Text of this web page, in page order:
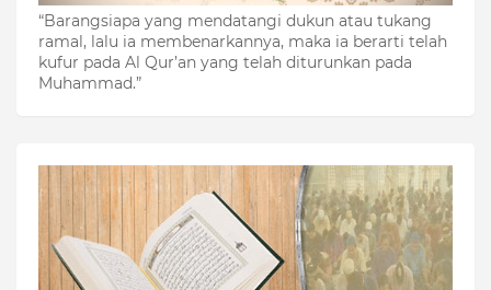
“Barangsiapa yang mendatangi dukun atau tukang
ramal, lalu ia membenarkannya, maka ia berarti telah
kufur pada Al Qur’an yang telah diturunkan pada
Muhammad.”